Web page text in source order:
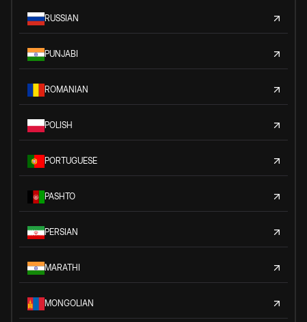
RUSSIAN
PUNJABI
ROMANIAN
POLISH
PORTUGUESE
PASHTO
PERSIAN
MARATHI
MONGOLIAN